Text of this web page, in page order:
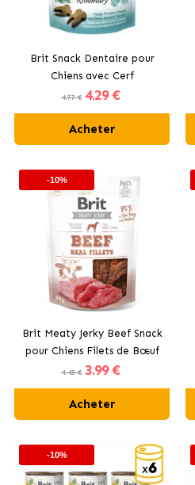
Brit Snack Dentaire pour
Chiens avec Cerf
4.77 € 4.29 €
Acheter
-10%
Brit Meaty Jerky Beef Snack
pour Chiens Filets de Bœuf
4.43 € 3.99 €
Acheter
-10%